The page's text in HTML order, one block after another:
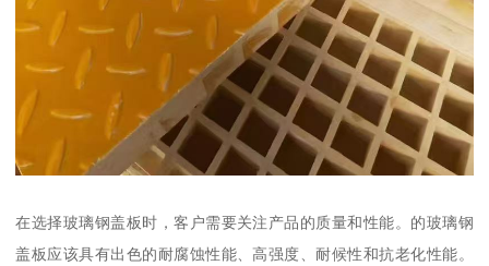
在选择玻璃钢盖板时，客户需要关注产品的质量和性能。的玻璃钢
盖板应该具有出色的耐腐蚀性能、高强度、耐候性和抗老化性能。